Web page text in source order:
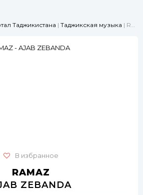
Таджикистана | Таджикская музыка | RAMAZ - AJAB ZEBANDA
В избранное
RAMAZ
ZEBANDA